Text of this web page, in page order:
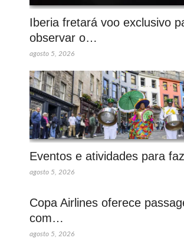
Iberia fretará voo exclusivo
observar o…
agosto 5, 2026
Eventos e atividades para
agosto 5, 2026
Copa Airlines oferece
com…
agosto 5, 2026